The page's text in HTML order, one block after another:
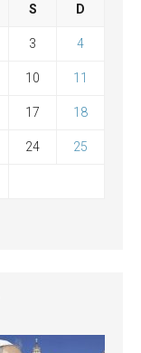
S D
3 4
10 11
17 18
24 25